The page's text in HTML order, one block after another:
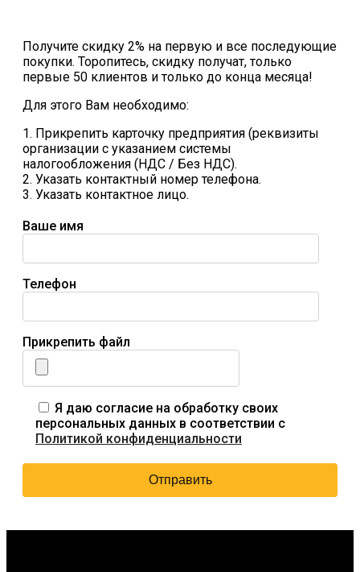
Получите скидку 2% на первую и все последующие
покупки. Торопитесь, скидку получат, только
первые 50 клиентов и только до конца месяца!
Для этого Вам необходимо:
1. Прикрепить карточку предприятия (реквизиты
организации с указанием системы
налогообложения (НДС / Без НДС).
2. Указать контактный номер телефона.
3. Указать контактное лицо.
Ваше имя
Телефон
Прикрепить файл
Я даю согласие на обработку своих
персональных данных в соответствии с
Политикой конфиденциальности